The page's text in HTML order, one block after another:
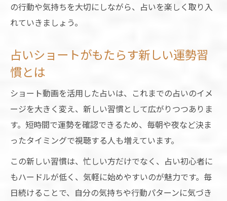
の行動や気持ちを大切にしながら、占いを楽しく取り入
れていきましょう。
占いショートがもたらす新しい運勢習
慣とは
ショート動画を活用した占いは、これまでの占いのイメ
ージを大きく変え、新しい習慣として広がりつつありま
す。短時間で運勢を確認できるため、毎朝や夜など決ま
ったタイミングで視聴する人も増えています。
この新しい習慣は、忙しい方だけでなく、占い初心者に
もハードルが低く、気軽に始めやすいのが魅力です。毎
日続けることで、自分の気持ちや行動パターンに気づき